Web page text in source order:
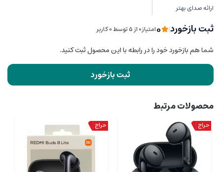
ارائه صدای بهتر
ثبت بازخورد|
0امتیاز0 از ۵ توسط 0 کاربر
شما هم بازخورد خود را در رابطه با این محصول ثبت کنید.
ثبت بازخورد
محصولات مرتبط